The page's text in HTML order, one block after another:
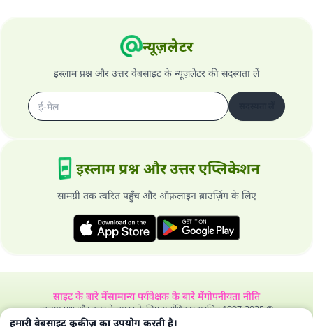
न्यूज़लेटर
इस्लाम प्रश्न और उत्तर वेबसाइट के न्यूज़लेटर की सदस्यता लें
इस्लाम प्रश्न और उत्तर एप्लिकेशन
सामग्री तक त्वरित पहुँच और ऑफ़लाइन ब्राउज़िंग के लिए
साइट के बारे मेंसामान्य पर्यवेक्षक के बारे मेंगोपनीयता नीति
इस्लाम प्रश्न और उत्तर वेबसाइट के लिए सर्वाधिकार सुरक्षित 1997-2025 ©
हमारी वेबसाइट कुकीज़ का उपयोग करती है।